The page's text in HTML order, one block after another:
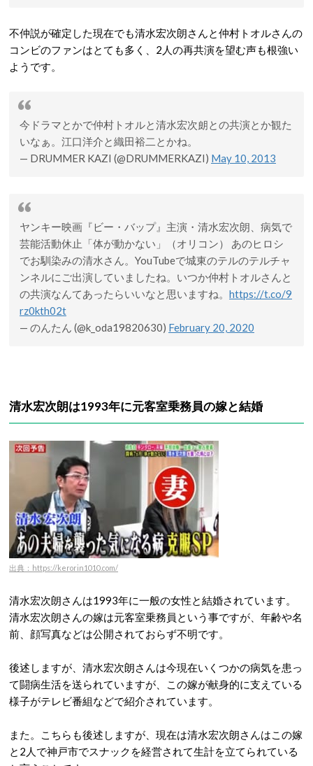
不仲説が確定した現在でも清水宏次朗さんと仲村トオルさんの
コンビのファンはとても多く、2人の再共演を望む声も根強い
ようです。
今ドラマとかで仲村トオルと清水宏次朗との共演とか観た
いなぁ。江口洋介と織田裕二とかね。
— DRUMMER KAZI (@DRUMMERKAZI) May 10, 2013
ヤンキー映画『ビー・バップ』主演・清水宏次朗、病気で
芸能活動休止「体が動かない」（オリコン） あのヒロシ
でお馴染みの清水さん。YouTubeで城東のテルのテルチャ
ンネルにご出演していましたね。いつか仲村トオルさんと
の共演なんてあったらいいなと思いますね。 https://t.co/9
rz0kth02t
— のんたん (@k_oda19820630) February 20, 2020
清水宏次朗は1993年に元客室乗務員の嫁と結婚
出典：https://kerorin1010.com/
清水宏次朗さんは1993年に一般の女性と結婚されています。
清水宏次朗さんの嫁は元客室乗務員という事ですが、年齢や名
前、顔写真などは公開されておらず不明です。
後述しますが、清水宏次朗さんは今現在いくつかの病気を患っ
て闘病生活を送られていますが、この嫁が献身的に支えている
様子がテレビ番組などで紹介されています。
また。こちらも後述しますが、現在は清水宏次朗さんはこの嫁
と2人で神戸市でスナックを経営されて生計を立てられている